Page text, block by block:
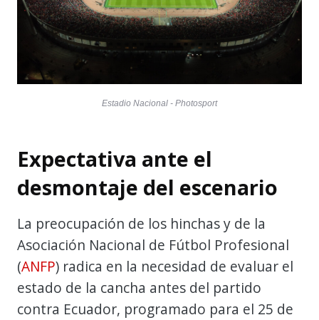
Estadio Nacional - Photosport
Expectativa ante el
desmontaje del escenario
La preocupación de los hinchas y de la
Asociación Nacional de Fútbol Profesional
(ANFP) radica en la necesidad de evaluar el
estado de la cancha antes del partido
contra Ecuador, programado para el 25 de